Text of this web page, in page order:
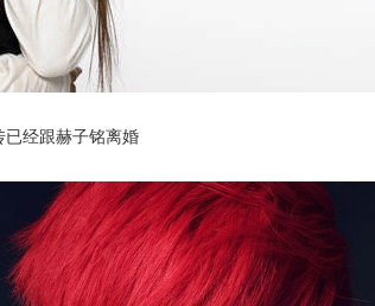
已经跟赫子铭离婚